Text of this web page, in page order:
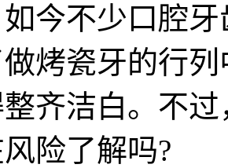
今不少口腔
烤瓷牙的行
齐洁白。不
险了解吗?